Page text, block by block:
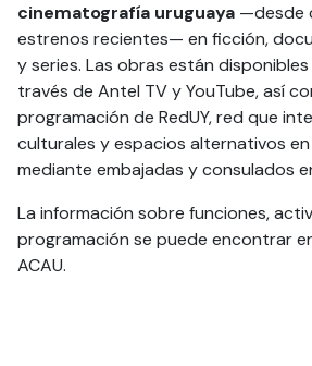
cinematografía uruguaya —desde
estrenos recientes— en ficción,
y series. Las obras están
través de Antel TV y YouTube, así
programación de RedUY, red que
culturales y espacios alternativos
mediante embajadas y consulados
La información sobre funciones,
programación se puede encontrar
ACAU.